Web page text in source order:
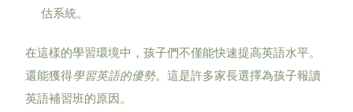
估系統。
在這樣的學習環境中，孩子們不僅能快速提高英語水平。
還能獲得學習英語的優勢。這是許多家長選擇為孩子報讀
英語補習班的原因。